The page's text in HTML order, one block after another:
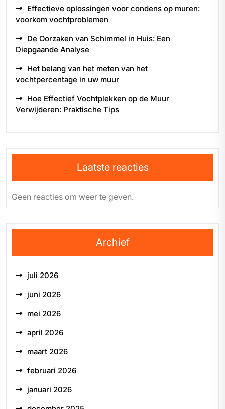
Effectieve oplossingen voor condens op muren:
voorkom vochtproblemen
De Oorzaken van Schimmel in Huis: Een
Diepgaande Analyse
Het belang van het meten van het
vochtpercentage in uw muur
Hoe Effectief Vochtplekken op de Muur
Verwijderen: Praktische Tips
Laatste reacties
Geen reacties om weer te geven.
Archief
juli 2026
juni 2026
mei 2026
april 2026
maart 2026
februari 2026
januari 2026